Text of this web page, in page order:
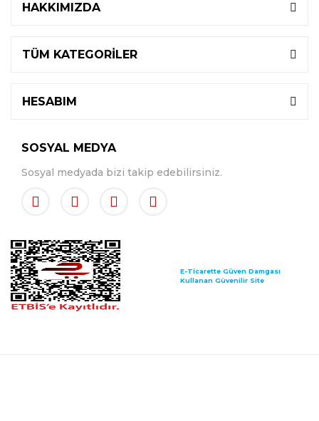
HAKKIMIZDA
TÜM KATEGORİLER
HESABIM
SOSYAL MEDYA
Sosyal medyada bizi takip edebilirsiniz.
E-Ticarette Güven Damgası
Kullanan Güvenilir Site